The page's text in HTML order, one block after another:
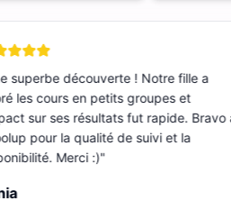
superbe découverte ! Notre fille a
les cours en petits groupes et
sur ses résultats fut rapide. Bravo à
pour la qualité de suivi et la
Merci :)"